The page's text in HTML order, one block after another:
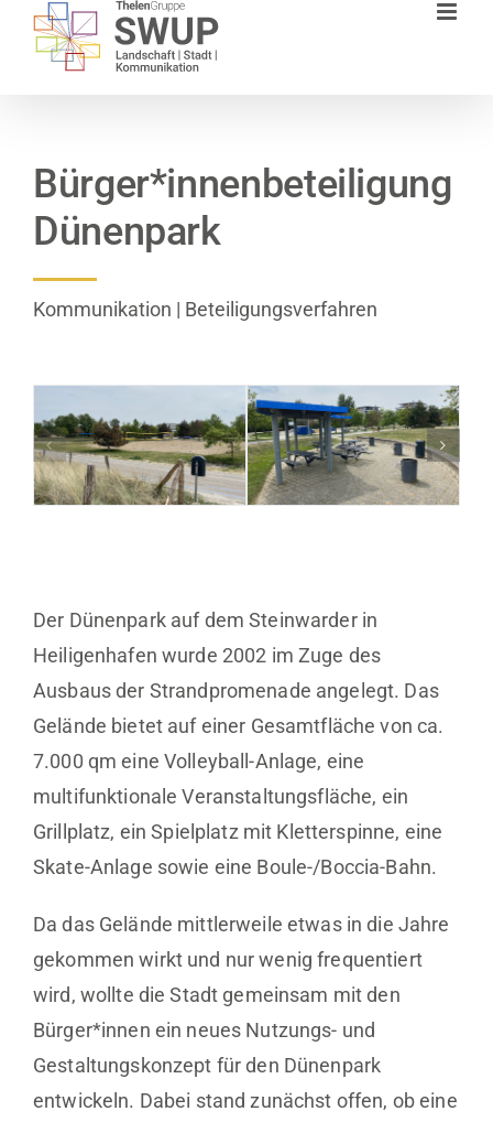
Zum
Inhalt
Bürger*innenbeteiligung
Dünenpark
Kommunikation | Beteiligungsverfahren
Der Dünenpark auf dem Steinwarder in
Heiligenhafen wurde 2002 im Zuge des
Ausbaus der Strandpromenade angelegt. Das
Gelände bietet auf einer Gesamtfläche von ca.
7.000 qm eine Volleyball-Anlage, eine
multifunktionale Veranstaltungsfläche, ein
Grillplatz, ein Spielplatz mit Kletterspinne, eine
Skate-Anlage sowie eine Boule-/Boccia-Bahn.
Da das Gelände mittlerweile etwas in die Jahre
gekommen wirkt und nur wenig frequentiert
wird, wollte die Stadt gemeinsam mit den
Bürger*innen ein neues Nutzungs- und
Gestaltungskonzept für den Dünenpark
entwickeln. Dabei stand zunächst offen, ob eine